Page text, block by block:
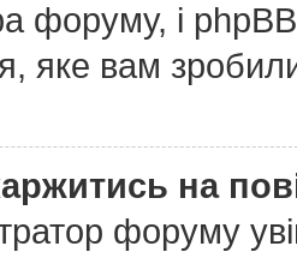
форуму, і
яке вам
на
форуму